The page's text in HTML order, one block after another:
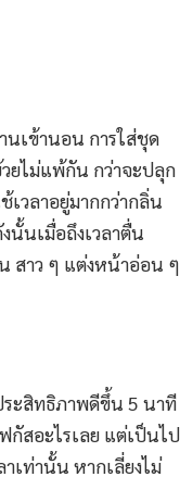
นเข้านอน การใส่ชุด
ยไม่แพ้กัน กว่าจะปลุก
เวลาอยู่มากกว่ากลิ่น
นั้นเมื่อถึงเวลาตื่น
สาว ๆ แต่งหน้าอ่อน ๆ
ะสิทธิภาพดีขึ้น 5 นาที
สอะไรเลย แต่เป็นไป
เท่านั้น หากเลี่ยงไม่